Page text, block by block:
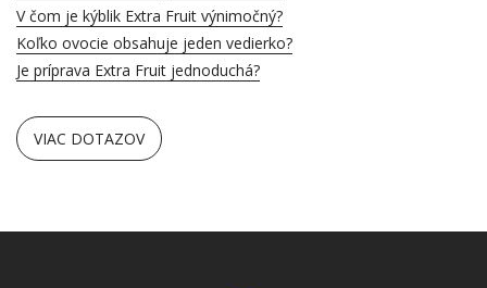
V čom je kýblik Extra Fruit výnimočný?
Koľko ovocie obsahuje jeden vedierko?
Je príprava Extra Fruit jednoduchá?
VIAC DOTAZOV